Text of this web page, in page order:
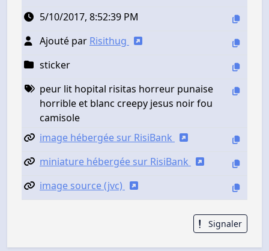
5/10/2017, 8:52:39 PM
Ajouté par Risithug
sticker
peur lit hopital risitas horreur punaise
horrible et blanc creepy jesus noir fou
camisole
image hébergée sur RisiBank
miniature hébergée sur RisiBank
image source (jvc)
Signaler